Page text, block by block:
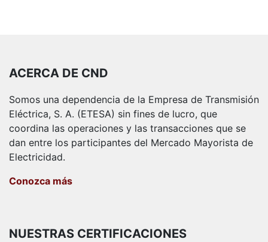
ACERCA DE CND
Somos una dependencia de la Empresa de Transmisión
Eléctrica, S. A. (ETESA) sin fines de lucro, que
coordina las operaciones y las transacciones que se
dan entre los participantes del Mercado Mayorista de
Electricidad.
Conozca más
NUESTRAS CERTIFICACIONES